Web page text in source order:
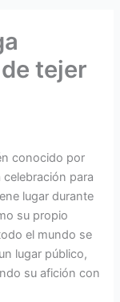
tejer
conocido por
para
lugar durante
su propio
el mundo se
lugar público,
su afición con